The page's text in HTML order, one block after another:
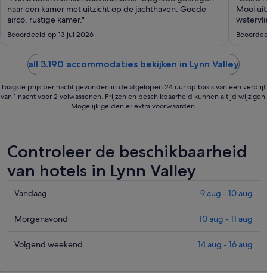
tot
naar een kamer met uitzicht op de jachthaven. Goede
airco, rustige kamer."
Beoordeeld op 13 jul 2026
Mooi
all 3.190 accommodaties bekijken in Lynn Valley
Laagste prijs per nacht gevonden in de afgelopen 24 uur op basis van een verblijf
van 1 nacht voor 2 volwassenen. Prijzen en beschikbaarheid kunnen altijd wijzigen.
Mogelijk gelden er extra voorwaarden.
Controleer de beschikbaarheid
van hotels in Lynn Valley
Prijzen
Lynn
voor
Vandaag 9 aug - 10 aug
Prijzen
Lynn
Morgenavond 10 aug - 11 aug
Prijzen
Volgend weekend 14 aug - 16 aug